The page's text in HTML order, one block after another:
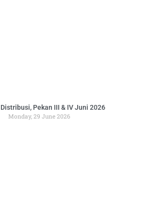
Pekan III & IV Juni 2026
Monday, 29 June 2026